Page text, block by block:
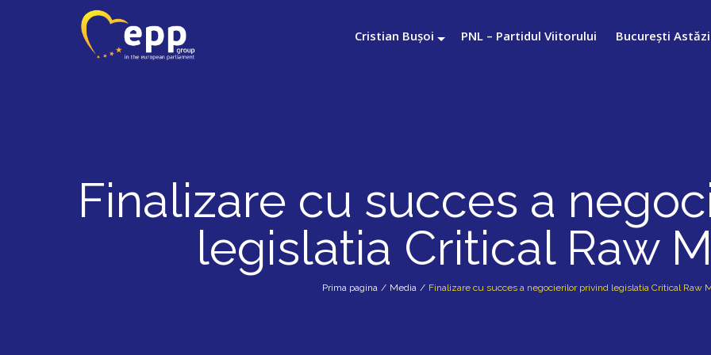
Cristian Bușoi PNL – Partidul Viitorului București Astăzi
Finalizare cu succes a
legislatia Critical Raw
Prima pagina / Media / Finalizare cu succes a negocierilor privind legislatia Critical Raw